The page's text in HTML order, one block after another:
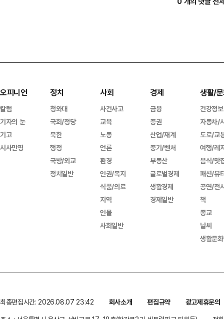
오피니언
칼럼
기자의 눈
기고
시사만평
정치
청와대
국회/정당
북한
행정
국방/외교
정치일반
사회
사건사고
교육
노동
언론
환경
인권/복지
식품/의료
지역
인물
사회일반
경제
금융
증권
산업/재계
중기/벤처
부동산
글로벌경제
생활경제
경제일반
생활/
건강정보
자동차/
도로/교
여행/레
음식/맛
패션/뷰
공연/전
책
종교
날씨
생활문
최종편집시간: 2026.08.07 23:42 회사소개 편집규약
광고제휴문의